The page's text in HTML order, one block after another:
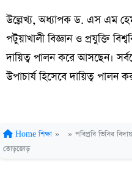
উল্লেখ্য, অধ্যাপক ড. এস এম
পটুয়াখালী বিজ্ঞান ও প্রযুক্তি
দায়িত্ব পালন করে আসছেন।
উপাচার্য হিসেবে দায়িত্ব পালন
Home শিক্ষা » » পবিপ্রবি ভিসির
তোড়জোড়